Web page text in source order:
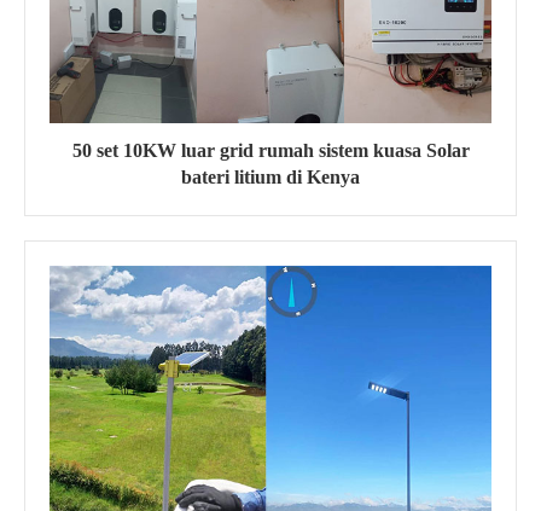
50 set 10KW luar grid rumah sistem kuasa Solar
bateri litium di Kenya